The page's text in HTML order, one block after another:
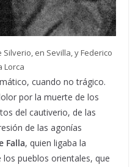
en Sevilla, y Federico
Lorca
cuando no trágico.
por la muerte de los
del cautiverio, de las
de las agonías
Falla, quien ligaba la
pueblos orientales, que